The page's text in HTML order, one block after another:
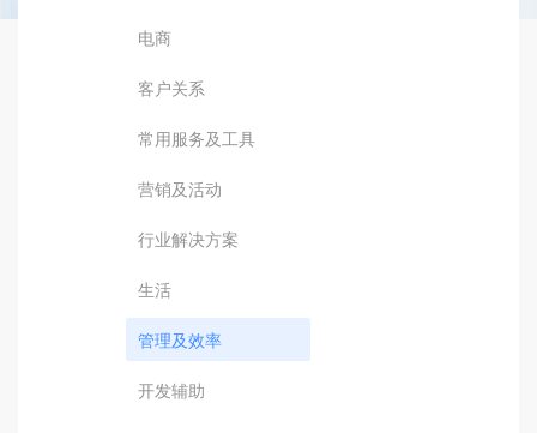
电商
客户关系
常用服务及工具
营销及活动
行业解决方案
生活
管理及效率
开发辅助